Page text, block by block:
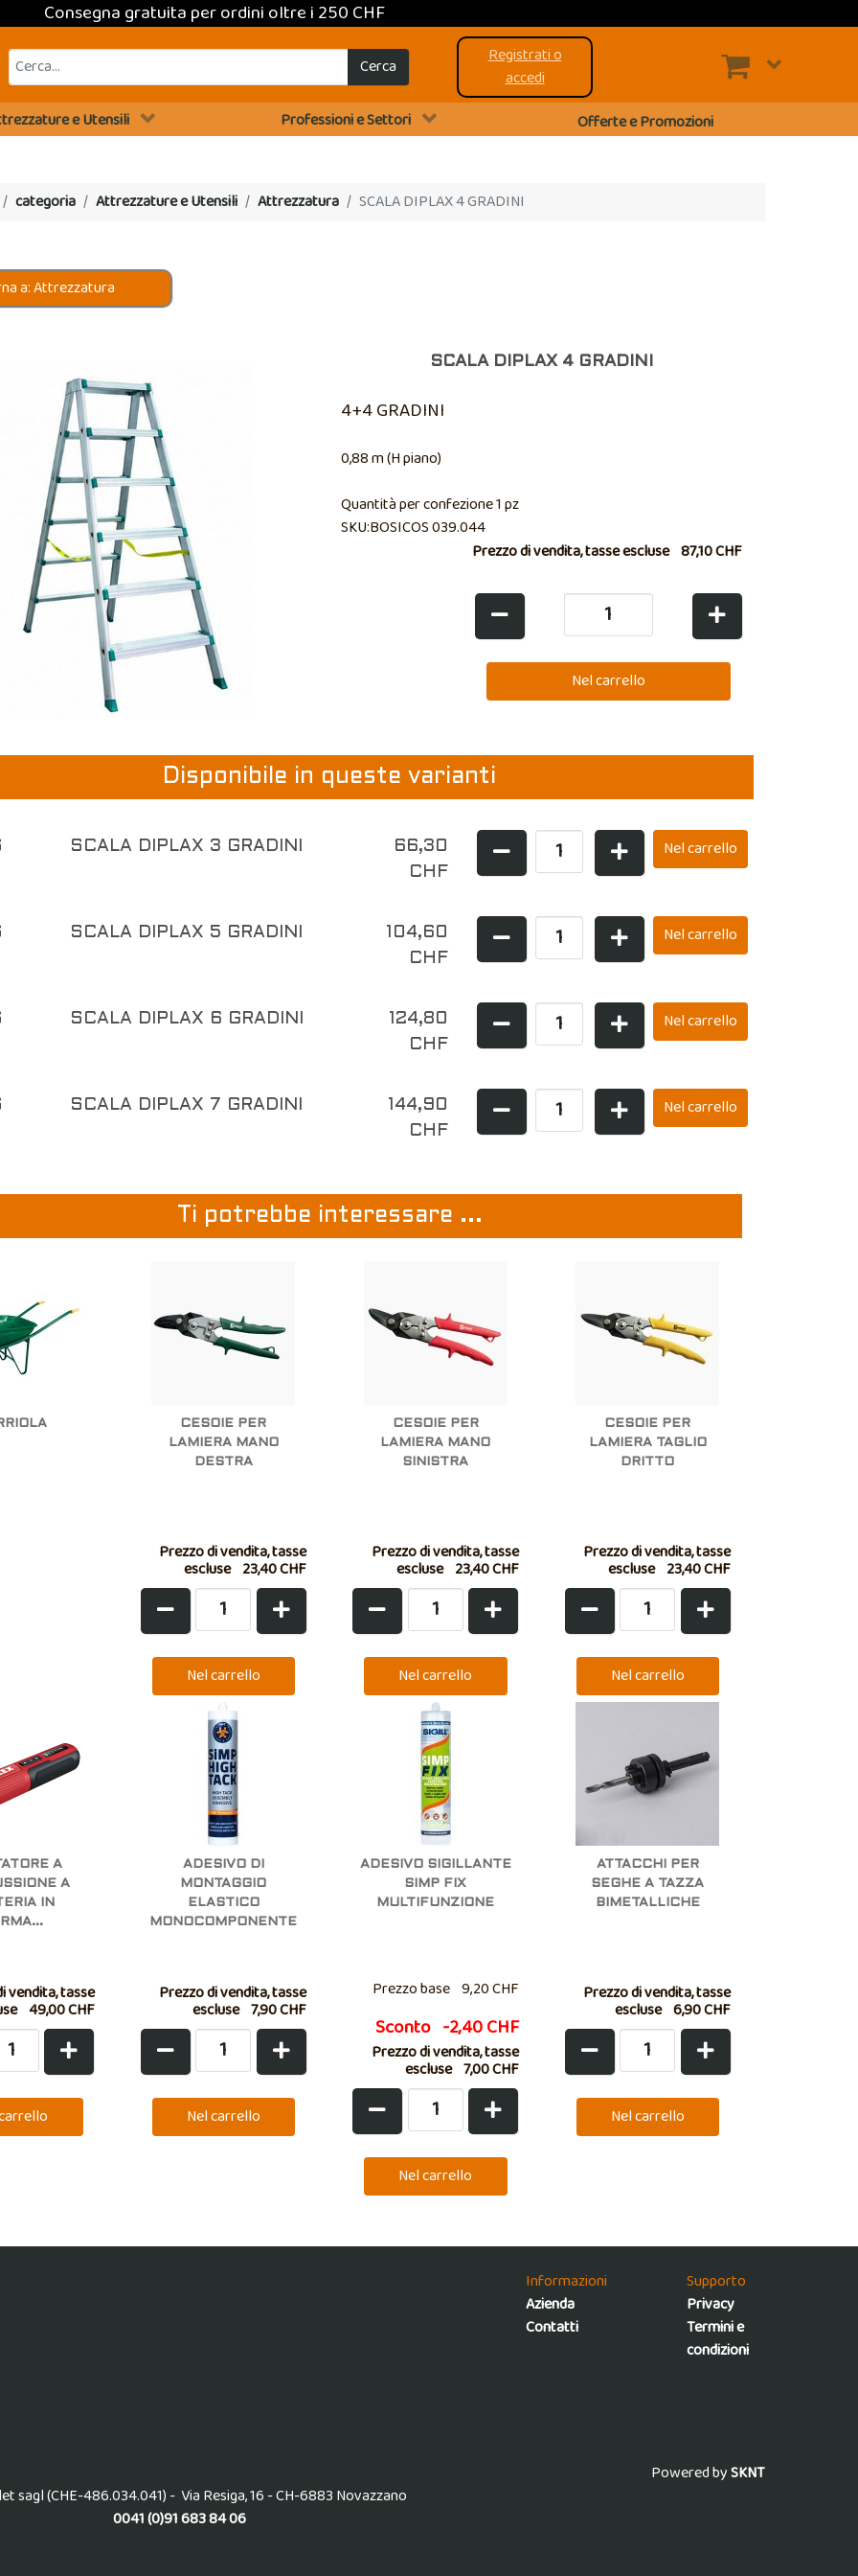
Consegna gratuita per ordini oltre i 250 CHF
Cerca
Registrati o
accedi
e Utensili
Professioni e Settori Offerte e Promozioni
categoria Attrezzature e Utensili Attrezzatura SCALA DIPLAX 4 GRADINI
a: Attrezzatura
SCALA DIPLAX 4 GRADINI
4+4 GRADINI
0,88 m (H piano)
Quantità per confezione 1 pz
SKU:BOSICOS 039.044
Prezzo di vendita, tasse escluse 87,10 CHF
Disponibile in queste varianti
SCALA DIPLAX 3 GRADINI
66,30
CHF
SCALA DIPLAX 5 GRADINI
104,60
CHF
SCALA DIPLAX 6 GRADINI
124,80
CHF
SCALA DIPLAX 7 GRADINI
144,90
CHF
Ti potrebbe interessare ...
CESOIE PER
LAMIERA MANO
DESTRA
Prezzo di vendita, tasse
escluse 23,40 CHF
CESOIE PER
LAMIERA MANO
SINISTRA
Prezzo di vendita, tasse
escluse 23,40 CHF
CESOIE PER
LAMIERA TAGLIO
DRITTO
Prezzo di vendita, tasse
escluse 23,40 CHF
A
A
IN
vendita, tasse
49,00 CHF
ADESIVO DI
MONTAGGIO
ELASTICO
MONOCOMPONENTE
Prezzo di vendita, tasse
escluse 7,90 CHF
ADESIVO SIGILLANTE
SIMP FIX
MULTIFUNZIONE
Prezzo base 9,20 CHF
Sconto -2,40 CHF
Prezzo di vendita, tasse
escluse 7,00 CHF
ATTACCHI PER
SEGHE A TAZZA
BIMETALLICHE
Prezzo di vendita, tasse
escluse 6,90 CHF
Informazioni
Azienda
Contatti
Supporto
Privacy
Termini e
condizioni
sagl (CHE-486.034.041) - Via Resiga, 16 - CH-6883 Novazzano
0041 (0)91 683 84 06
Powered bySKNT